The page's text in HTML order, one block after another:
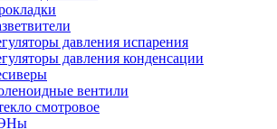
давления испарения
давления конденсации
вентили
смотровое